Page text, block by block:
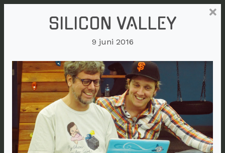
SILICON VALLEY
9 juni 2016